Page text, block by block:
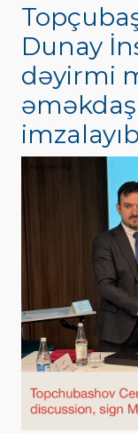
Dunay
dəyirmi
imzalayıb